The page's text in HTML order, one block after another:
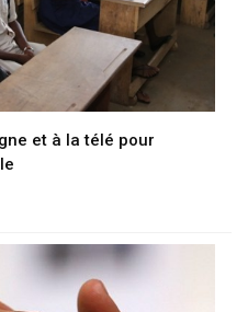
et à la télé pour